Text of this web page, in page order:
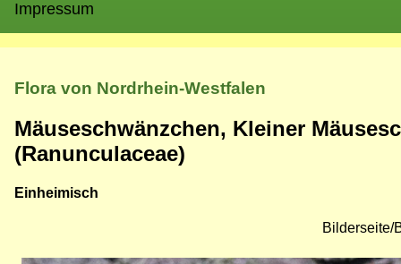
Impressum
Flora von Nordrhein-Westfalen
Mäuseschwänzchen, Kleiner
(Ranunculaceae)
Einheimisch
Bilderseite/